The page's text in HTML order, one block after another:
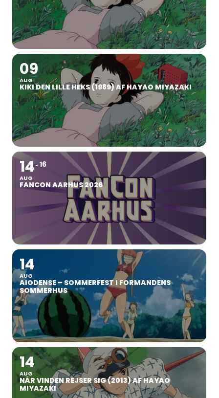
09
AUG
KIKI DEN LILLE HEKS (1989) AF HAYAO MIYAZAKI
14
AUG
16
FANCON AARHUS 2026
14
AUG
AIODENSE – SOMMERFEST I FORMANDENS
SOMMERHUS
14
AUG
NÅR VINDEN REJSER SIG (2013) AF HAYAO
MIYAZAKI